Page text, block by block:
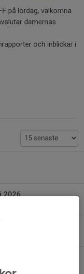
på lördag, välkomna
damernas
och inblickar i
2026
1/8!